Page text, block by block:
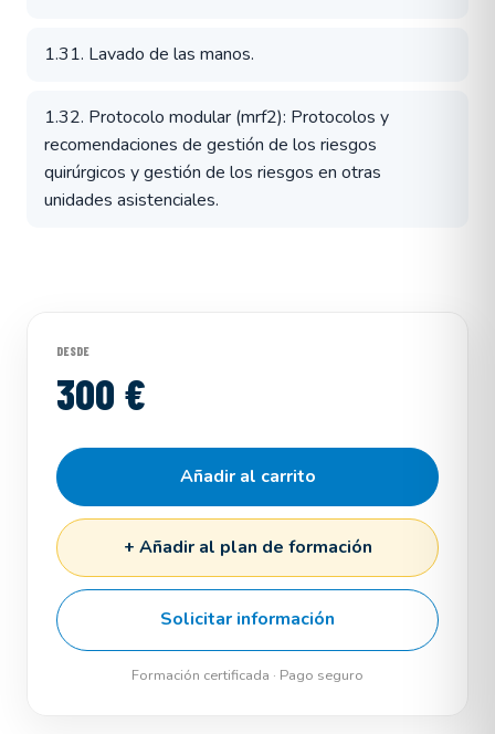
1.31. Lavado de las manos.
1.32. Protocolo modular (mrf2): Protocolos y
recomendaciones de gestión de los riesgos
quirúrgicos y gestión de los riesgos en otras
unidades asistenciales.
DESDE
300 €
Añadir al carrito
+ Añadir al plan de formación
Solicitar información
Formación certificada · Pago seguro